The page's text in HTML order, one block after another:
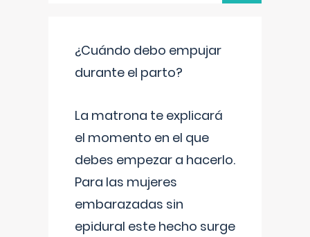
¿Cuándo debo empujar
durante el parto?
La matrona te explicará
el momento en el que
debes empezar a hacerlo.
Para las mujeres
embarazadas sin
epidural este hecho surge